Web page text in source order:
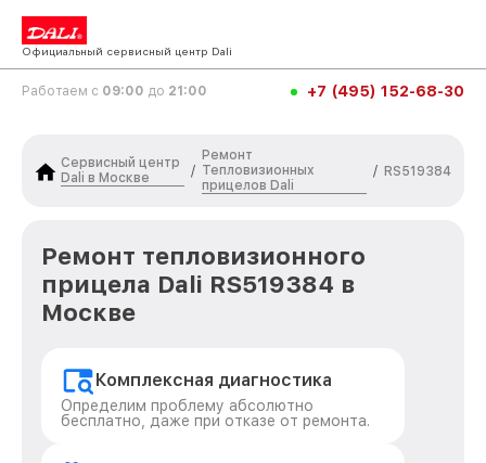
Официальный сервисный центр Dali
Работаем с 09:00 до 21:00 +7 (495) 152-68-30
Сервисный центр
Dali в Москве
/
Ремонт
Тепловизионных
прицелов Dali
/ RS519384
Ремонт тепловизионного
прицела Dali RS519384 в
Москве
Комплексная диагностика
Определим проблему абсолютно
бесплатно, даже при отказе от ремонта.